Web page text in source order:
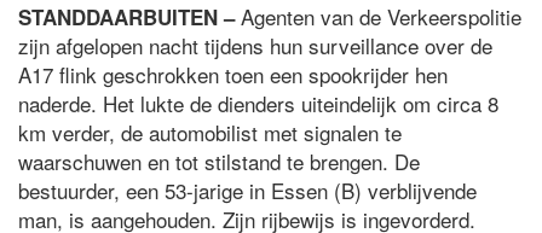
STANDDAARBUITEN –Agenten van de Verkeerspolitie
zijn afgelopen nacht tijdens hun surveillance over de
A17 flink geschrokken toen een spookrijder hen
naderde. Het lukte de dienders uiteindelijk om circa 8
km verder, de automobilist met signalen te
waarschuwen en tot stilstand te brengen. De
bestuurder, een 53-jarige in Essen (B) verblijvende
man, is aangehouden. Zijn rijbewijs is ingevorderd.